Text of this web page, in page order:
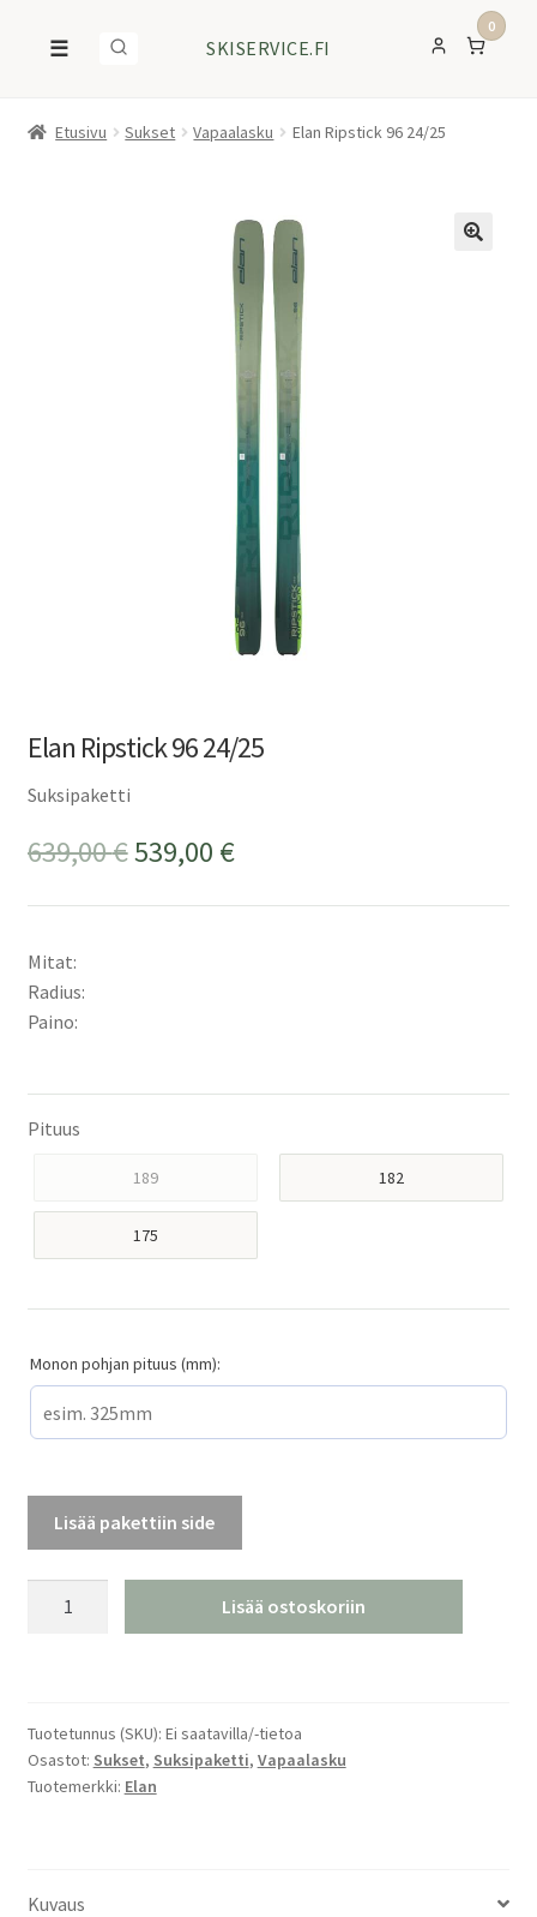
☰ SKISERVICE.FI
0
Etusivu Sukset Vapaalasku Elan Ripstick 96 24/25
Elan Ripstick 96 24/25
Suksipaketti
639,00€Alkuperäinen
hinta
539,00 €Nykyinen
hinta
Mitat:
Radius:
Paino:
Pituus
189 182
175
Monon pohjan pituus (mm):
Lisää pakettiin side
Lisää ostoskoriin
Tuotetunnus (SKU): Ei saatavilla/-tietoa
Osastot: Sukset, Suksipaketti, Vapaalasku
Tuotemerkki: Elan
Kuvaus